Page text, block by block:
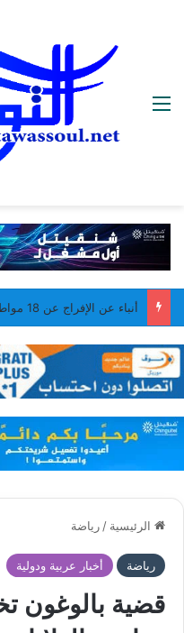
القائمة
الرئيسية / رياضة
رياضة أخبار عربية ودولية
قضية بالوغون